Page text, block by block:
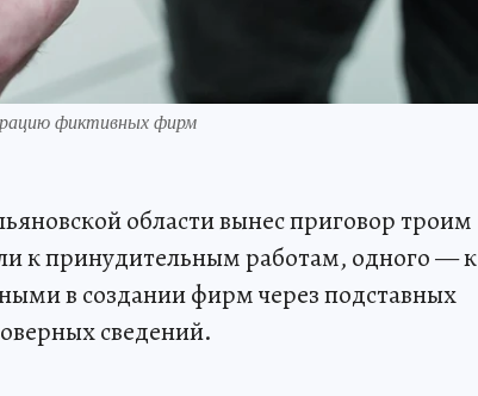
фиктивных фирм
области вынес приговор троим
к принудительным работам, одного — к
в создании фирм через подставных
сведений.